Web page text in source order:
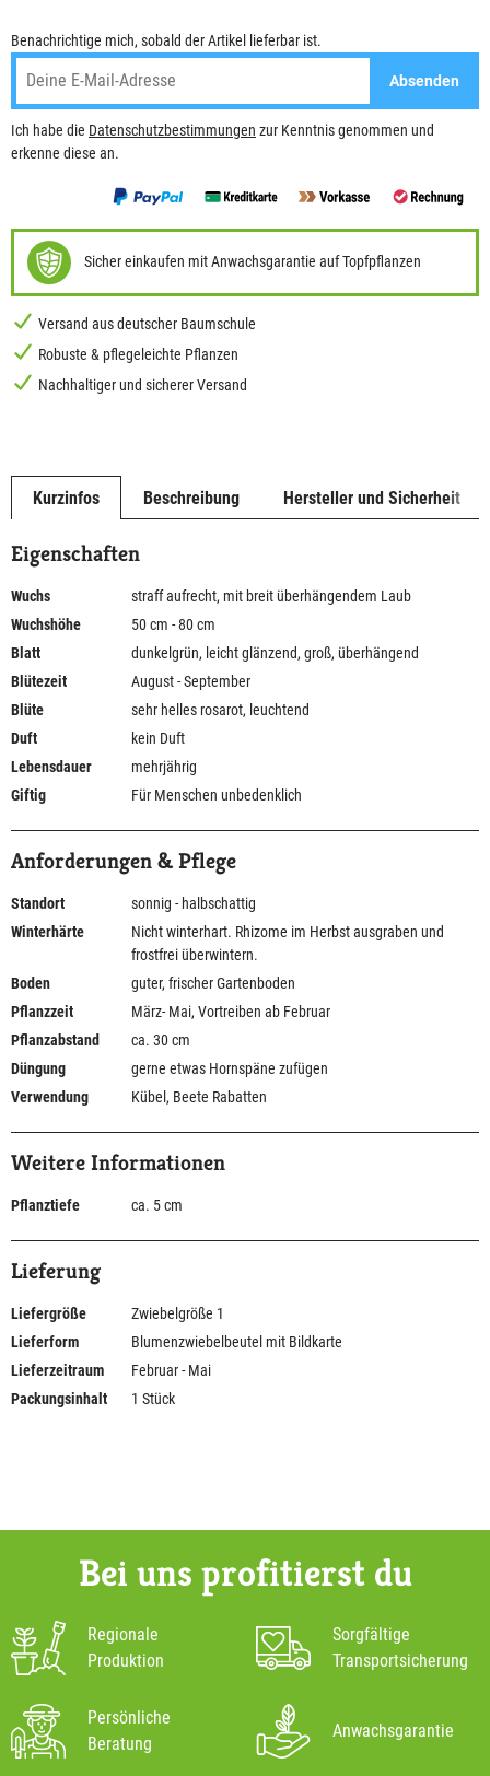
Benachrichtige mich, sobald der Artikel lieferbar ist.
Absenden
Ich habe die Datenschutzbestimmungen zur Kenntnis genommen und
erkenne diese an.
Sicher einkaufen mit Anwachsgarantie auf Topfpflanzen
Versand aus deutscher Baumschule
Robuste & pflegeleichte Pflanzen
Nachhaltiger und sicherer Versand
Kurzinfos Beschreibung Hersteller und Sicherheit
Eigenschaften
Wuchs
straff aufrecht, mit breit überhängendem Laub
Wuchshöhe
50 cm - 80 cm
Blatt
dunkelgrün, leicht glänzend, groß, überhängend
Blütezeit
August - September
Blüte
sehr helles rosarot, leuchtend
Duft
kein Duft
Lebensdauer
mehrjährig
Giftig
Für Menschen unbedenklich
Anforderungen & Pflege
Standort
sonnig - halbschattig
Winterhärte
Nicht winterhart. Rhizome im Herbst ausgraben und
frostfrei überwintern.
Boden
guter, frischer Gartenboden
Pflanzzeit
März- Mai, Vortreiben ab Februar
Pflanzabstand
ca. 30 cm
Düngung
gerne etwas Hornspäne zufügen
Verwendung
Kübel, Beete Rabatten
Weitere Informationen
Pflanztiefe ca. 5 cm
Lieferung
Liefergröße
Zwiebelgröße 1
Lieferform
Blumenzwiebelbeutel mit Bildkarte
Lieferzeitraum
Februar - Mai
Packungsinhalt
1 Stück
Bei uns profitierst du
Regionale
Produktion
Sorgfältige
Transportsicherung
Persönliche
Beratung
Anwachsgarantie